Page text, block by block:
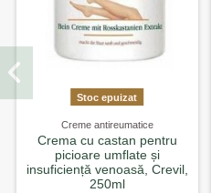
Stoc epuizat
Creme antireumatice
Crema cu castan pentru
picioare umflate și
insuficiență venoasă, Crevil,
250ml